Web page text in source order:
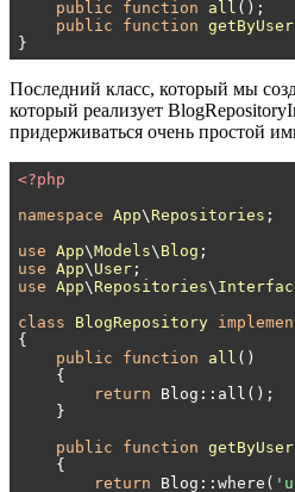
public
function all () ;
public
function getByUser
}
Последний класс, который мы
который реализует
придерживаться очень простой
<?php
namespace App\ Repositories ;
use App\Models\ Blog
use App\ User
use App\ Repositories\
class
BlogRepository
{
public
function all ()
{
return Blog::all();
    }
public
function getByUser
{
return Blog::where(